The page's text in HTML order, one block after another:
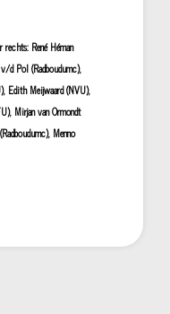
René Héman
d Pol (Radboudumc),
Edith Meijwaard (NVU),
Mirjan van Ormondt
Menno